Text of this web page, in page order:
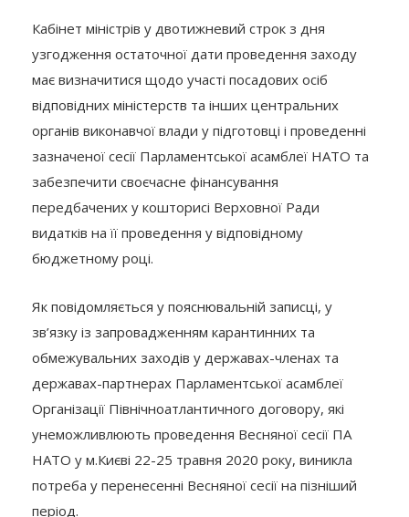
Кабінет міністрів у двотижневий строк з дня
узгодження остаточної дати проведення заходу
має визначитися щодо участі посадових осіб
відповідних міністерств та інших центральних
органів виконавчої влади у підготовці і проведенні
зазначеної сесії Парламентської асамблеї НАТО та
забезпечити своєчасне фінансування
передбачених у кошторисі Верховної Ради
видатків на її проведення у відповідному
бюджетному році.
Як повідомляється у пояснювальній записці, у
зв’язку із запровадженням карантинних та
обмежувальних заходів у державах-членах та
державах-партнерах Парламентської асамблеї
Організації Північноатлантичного договору, які
унеможливлюють проведення Весняної сесії ПА
НАТО у м.Києві 22-25 травня 2020 року, виникла
потреба у перенесенні Весняної сесії на пізніший
період.